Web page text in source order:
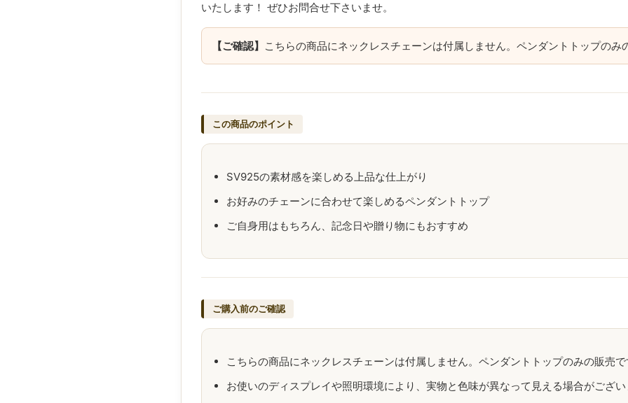
いたします！ ぜひお問合せ下さいませ。
【ご確認】 こちらの商品にネックレスチェーンは付属しません。ペンダントトップのみ
この商品のポイント
SV925の素材感を楽しめる上品な仕上がり
お好みのチェーンに合わせて楽しめるペンダントトップ
ご自身用はもちろん、記念日や贈り物にもおすすめ
ご購入前のご確認
こちらの商品にネックレスチェーンは付属しません。ペンダントトップのみの販売
お使いのディスプレイや照明環境により、実物と色味が異なって見える場合がござ